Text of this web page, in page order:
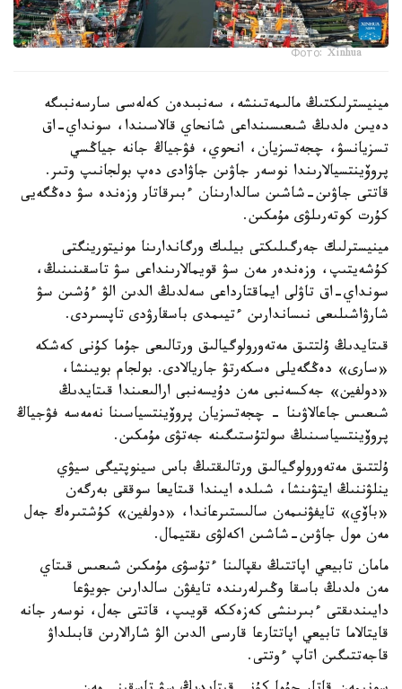
Фото: Xinhua
مينيسترلىكتىڭ مالىمەتىنشە، سەنبىدەن كەلەسى سارسەنبىگە
دەيىن ەلدىڭ شىعىسىنداعى شانحاي قالاسىندا، سونداي-اق
تسزيانسۋ، چجەتسزيان، انحوي، فۋجياڭ جانە جياڭسي
پروۆينتسيالارىندا نوسەر جاۋىن جاۋادى دەپ بولجانىپ وتىر.
قاتتى جاۋىن-شاشىن سالدارىنان ءبىرقاتار وزەندە سۋ دەڭگەيى
كۇرت كوتەرىلۋى مۇمكىن.
مينيسترلىك جەرگىلىكتى بيلىك ورگاندارىنا مونيتورينگتى
كۇشەيتىپ، وزەندەر مەن سۋ قويمالارىنداعى سۋ تاسقىنىنىڭ،
سونداي-اق تاۋلى ايماقتارداعى سەلدىڭ الدىن الۋ ءۇشىن سۋ
شارۋاشىلىعى نىساندارىن ءتيىمدى باسقارۋدى تاپسىردى.
قىتايدىڭ ۇلتتىق مەتەورولوگيالىق ورتالىعى جۇما كۇنى كەشكە
«سارى» دەڭگەيلى ەسكەرتۋ جاريالادى. بولجام بويىنشا،
«دولفين» جەكسەنبى مەن دۇيسەنبى ارالىعىندا قىتايدىڭ
شىعىس جاعالاۋىنا - چجەتسزيان پروۆينتسياسىنا نەمەسە فۋجياڭ
پروۆينتسياسىنىڭ سولتۇستىگىنە جەتۋى مۇمكىن.
ۇلتتىق مەتەورولوگيالىق ورتالىقتىڭ باس سينوپتيگى سيۋي
ينلۋننىڭ ايتۋىنشا، شىلدە ايىندا قىتايعا سوققى بەرگەن
«باۆي» تايفۋنىمەن سالىستىرعاندا، «دولفين» كۇشتىرەك جەل
مەن مول جاۋىن-شاشىن اكەلۋى ىقتيمال.
مامان تابيعي اپاتتىڭ ىقپالىنا ءتۇسۋى مۇمكىن شىعىس قىتاي
مەن ەلدىڭ باسقا وڭىرلەرىندە تايفۋن سالدارىن جويۋعا
دايىندىقتى ءبىرىنشى كەزەككە قويىپ، قاتتى جەل، نوسەر جانە
قايتالاما تابيعي اپاتتارعا قارسى الدىن الۋ شارالارىن قابىلداۋ
قاجەتتىگىن اتاپ ءوتتى.